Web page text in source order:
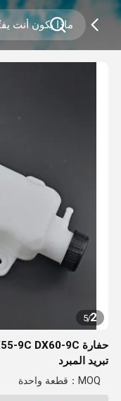
2
/
5
تبريد المبرد
MOQ：قطعة واحدة